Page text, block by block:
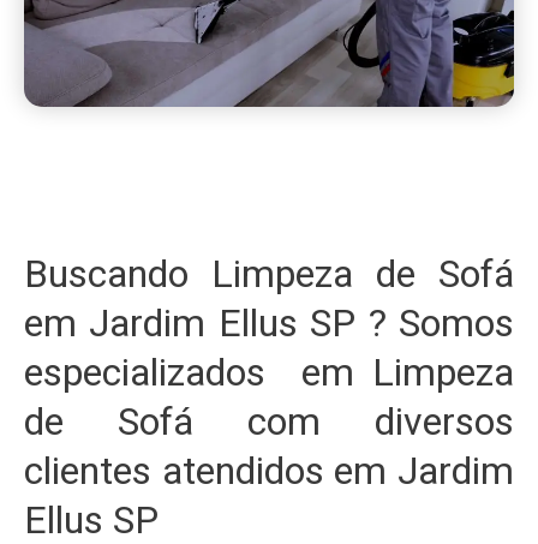
Buscando Limpeza de Sofá
em Jardim Ellus SP ? Somos
especializados em Limpeza
de Sofá com diversos
clientes atendidos em Jardim
Ellus SP